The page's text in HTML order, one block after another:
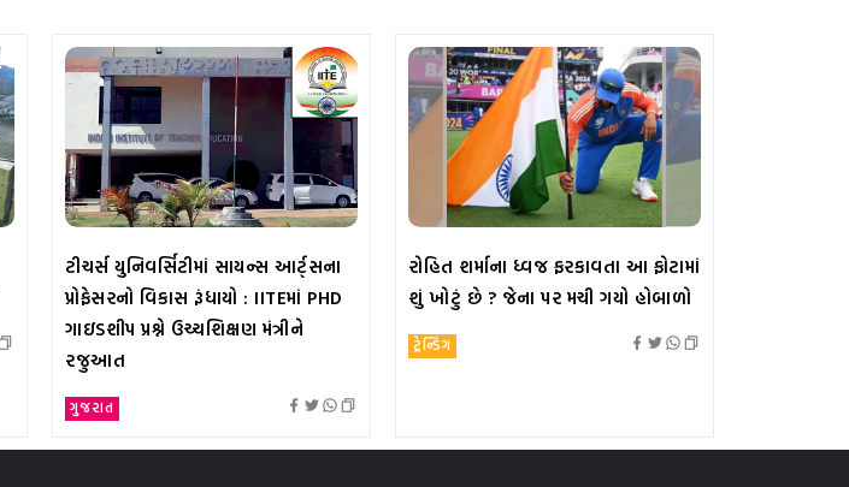
ટીચર્સ યુનિવર્સિટીમાં સાયન્સ આર્ટ્સના
પ્રોફેસરનો વિકાસ રૂંધાયો : IITEમાં PHD
ગાઇડશીપ પ્રશ્ને ઉચ્ચશિક્ષણ મંત્રીને
રજુઆત
ગુજરાત
રોહિત શર્માના ધ્વજ ફરકાવતા આ ફોટામાં
શું ખોટું છે ? જેના પર મચી ગયો હોબાળો
ટ્રેન્ડિંગ